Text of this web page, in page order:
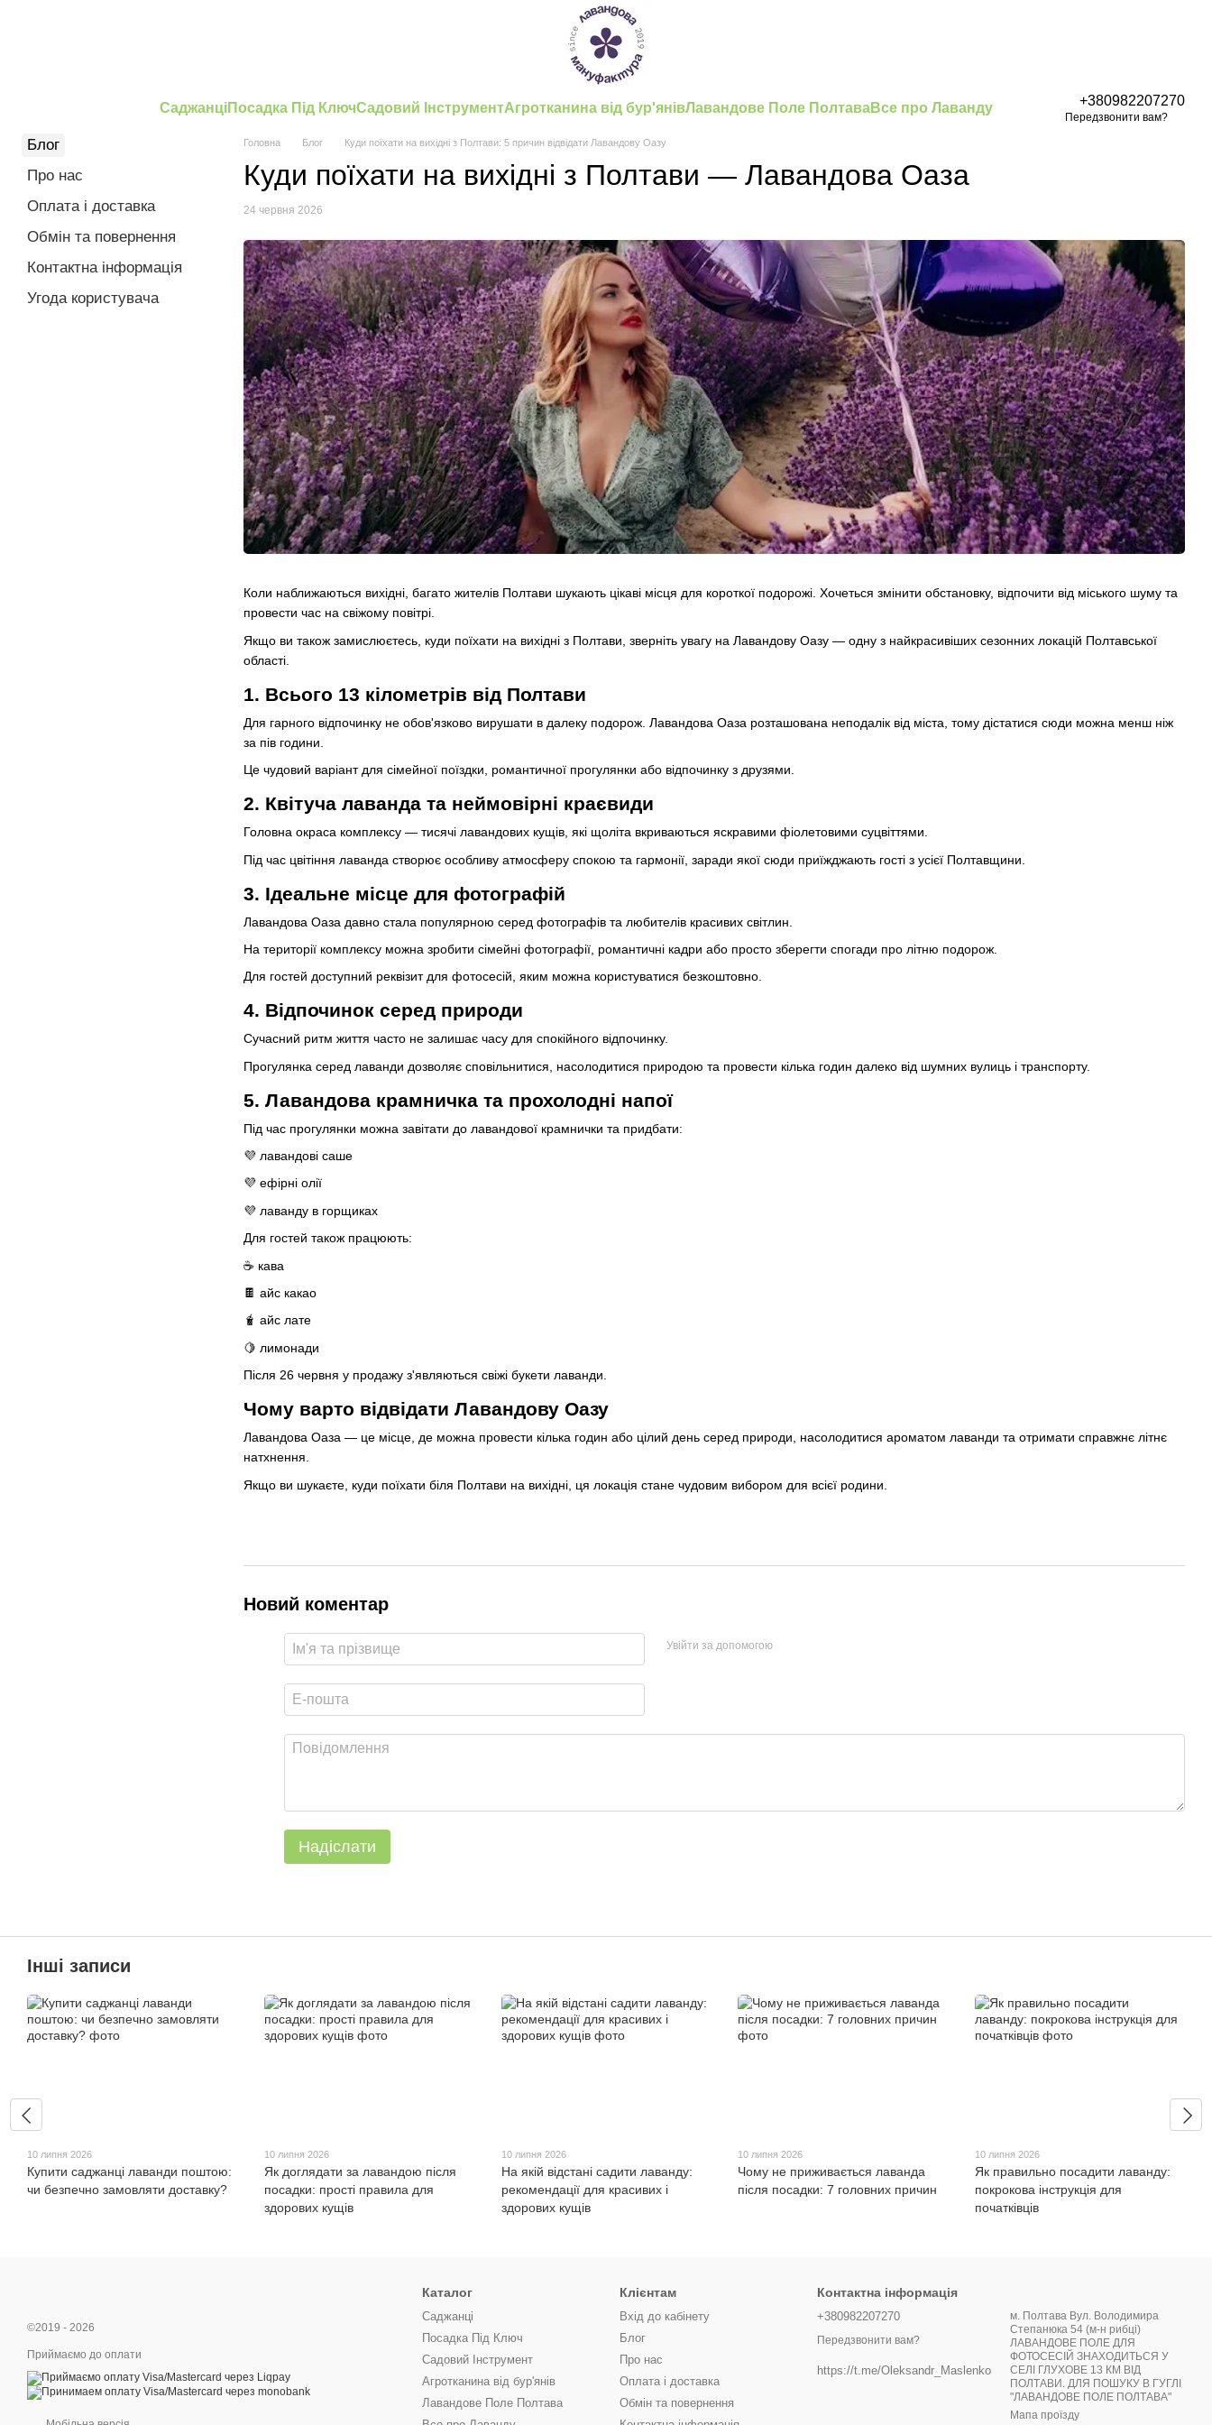
СаджанціПосадка Під КлючСадовий ІнструментАгротканина від бур'янівЛавандове Поле ПолтаваВсе про Лаванду +380982207270
Передзвонити вам?
Головна Блог Куди поїхати на вихідні з Полтави: 5 причин відвідати Лавандову Оазу
Куди поїхати на вихідні з Полтави — Лавандова Оаза
24 червня 2026
Коли наближаються вихідні, багато жителів Полтави шукають цікаві місця для короткої подорожі. Хочеться змінити обстановку, відпочити від міського шуму та
провести час на свіжому повітрі.
Якщо ви також замислюєтесь, куди поїхати на вихідні з Полтави, зверніть увагу на Лавандову Оазу — одну з найкрасивіших сезонних локацій Полтавської
області.
1. Всього 13 кілометрів від Полтави
Для гарного відпочинку не обов'язково вирушати в далеку подорож. Лавандова Оаза розташована неподалік від міста, тому дістатися сюди можна менш ніж
за пів години.
Це чудовий варіант для сімейної поїздки, романтичної прогулянки або відпочинку з друзями.
2. Квітуча лаванда та неймовірні краєвиди
Головна окраса комплексу — тисячі лавандових кущів, які щоліта вкриваються яскравими фіолетовими суцвіттями.
Під час цвітіння лаванда створює особливу атмосферу спокою та гармонії, заради якої сюди приїжджають гості з усієї Полтавщини.
3. Ідеальне місце для фотографій
Лавандова Оаза давно стала популярною серед фотографів та любителів красивих світлин.
На території комплексу можна зробити сімейні фотографії, романтичні кадри або просто зберегти спогади про літню подорож.
Для гостей доступний реквізит для фотосесій, яким можна користуватися безкоштовно.
4. Відпочинок серед природи
Сучасний ритм життя часто не залишає часу для спокійного відпочинку.
Прогулянка серед лаванди дозволяє сповільнитися, насолодитися природою та провести кілька годин далеко від шумних вулиць і транспорту.
5. Лавандова крамничка та прохолодні напої
Під час прогулянки можна завітати до лавандової крамнички та придбати:
💜 лавандові саше
💜 ефірні олії
💜 лаванду в горщиках
Для гостей також працюють:
☕ кава
🍫 айс какао
🧋 айс лате
🍋 лимонади
Після 26 червня у продажу з'являються свіжі букети лаванди.
Чому варто відвідати Лавандову Оазу
Лавандова Оаза — це місце, де можна провести кілька годин або цілий день серед природи, насолодитися ароматом лаванди та отримати справжнє літнє
натхнення.
Якщо ви шукаєте, куди поїхати біля Полтави на вихідні, ця локація стане чудовим вибором для всієї родини.
Новий коментар
Увійти за допомогою
Надіслати
Блог
Про нас
Оплата і доставка
Обмін та повернення
Контактна інформація
Угода користувача
Інші записи
10 липня 2026
Купити саджанці лаванди поштою:
чи безпечно замовляти доставку?
10 липня 2026
Як доглядати за лавандою після
посадки: прості правила для
здорових кущів
10 липня 2026
На якій відстані садити лаванду:
рекомендації для красивих і
здорових кущів
10 липня 2026
Чому не приживається лаванда
після посадки: 7 головних причин
10 липня 2026
Як правильно посадити лаванду:
покрокова інструкція для
початківців
©2019 - 2026
Приймаємо до оплати
Каталог
Саджанці
Посадка Під Ключ
Садовий Інструмент
Агротканина від бур'янів
Лавандове Поле Полтава
Клієнтам
Вхід до кабінету
Блог
Про нас
Оплата і доставка
Обмін та повернення
Контактна інформація
+380982207270
Передзвонити вам?
https://t.me/Oleksandr_Maslenko
м. Полтава Вул. Володимира
Степанюка 54 (м-н рибці)
ЛАВАНДОВЕ ПОЛЕ ДЛЯ
ФОТОСЕСІЙ ЗНАХОДИТЬСЯ У
СЕЛІ ГЛУХОВЕ 13 КМ ВІД
ПОЛТАВИ. ДЛЯ ПОШУКУ В ГУГЛІ
"ЛАВАНДОВЕ ПОЛЕ ПОЛТАВА"
Мапа проїзду